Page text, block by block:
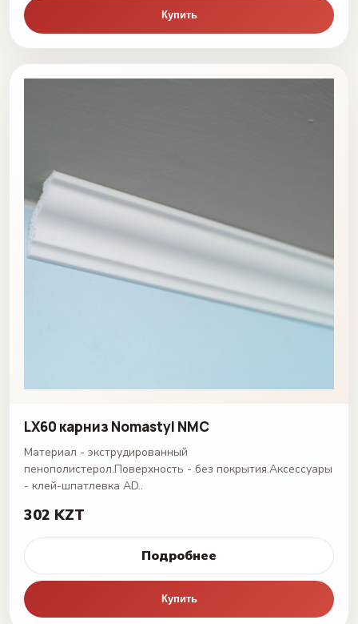
Купить
LX60 карниз Nomastyl NMC
Материал - экструдированный
пенополистерол.Поверхность - без покрытия.Аксессуары
- клей-шпатлевка AD..
302 KZT
Подробнее
Купить